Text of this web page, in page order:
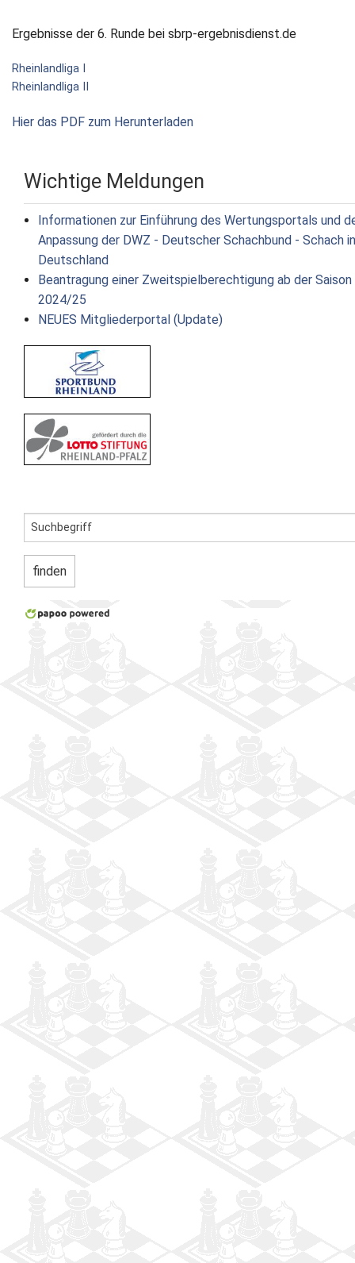
Ergebnisse der 6. Runde bei sbrp-ergebnisdienst.de
Rheinlandliga I
Rheinlandliga II
Hier das PDF zum Herunterladen
Wichtige Meldungen
Informationen zur Einführung des Wertungsportals und
Anpassung der DWZ - Deutscher Schachbund - Schach in
Deutschland
Beantragung einer Zweitspielberechtigung ab der Saison
2024/25
NEUES Mitgliederportal (Update)